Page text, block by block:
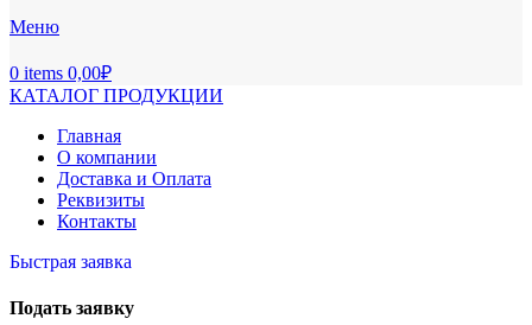
Меню
0 items 0,00₽
КАТАЛОГ ПРОДУКЦИИ
Главная
О компании
Доставка и Оплата
Реквизиты
Контакты
Быстрая заявка
Подать заявку